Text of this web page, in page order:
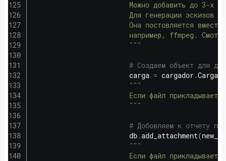
Можно добавить до 3-х
Для генерации эскизов
Она постовляется
например, ffmpeg.
                        """
# Создаем объект для
                        carga
= cargador.
"""
Если файл
                        """
# Добовляем к отчету
                        db
.add_attachment(
"""
Если файл